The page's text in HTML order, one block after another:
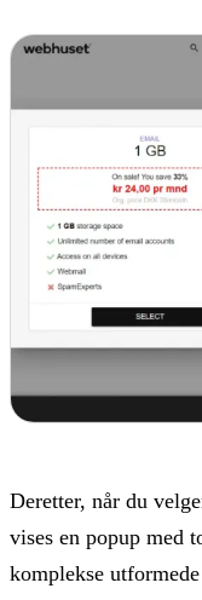
Deretter, når du
vises en popup med
komplekse